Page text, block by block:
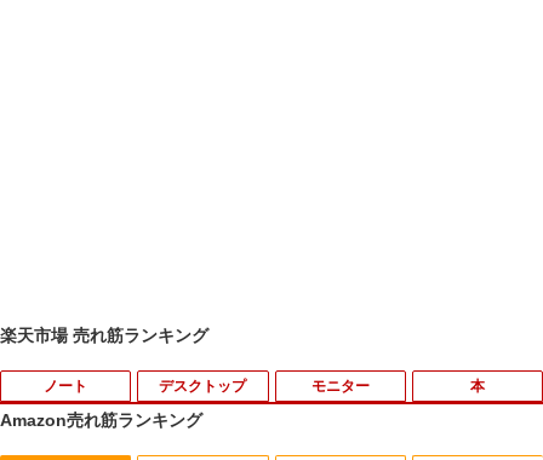
楽天市場 売れ筋ランキング
ノート デスクトップ モニター 本
Amazon売れ筋ランキング